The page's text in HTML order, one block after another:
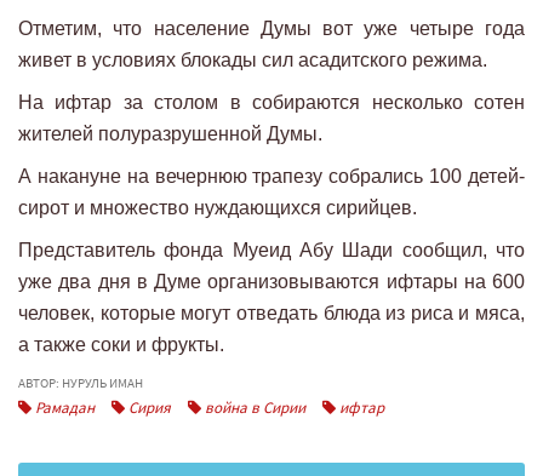
Отметим, что население Думы вот уже четыре года
живет в условиях блокады сил асадитского режима.
На ифтар за столом в собираются несколько сотен
жителей полуразрушенной Думы.
А накануне на вечернюю трапезу собрались 100 детей-
сирот и множество нуждающихся сирийцев.
Представитель фонда Муеид Абу Шади сообщил, что
уже два дня в Думе организовываются ифтары на 600
человек, которые могут отведать блюда из риса и мяса,
а также соки и фрукты.
АВТОР: НУРУЛЬ ИМАН
Рамадан Сирия война в Сирии ифтар